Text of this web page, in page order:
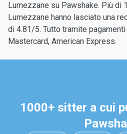
Lumezzane su Pawshake. Più di
Lumezzane hanno lasciato una
di 4.81/5. Tutto tramite
Mastercard, American Express.
1000+ sitter a cui